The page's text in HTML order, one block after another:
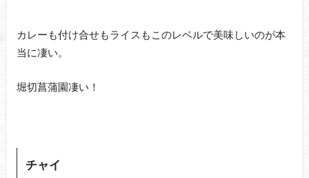
カレーも付け合せもライスもこのレベルで美味しいのが本
当に凄い。
堀切菖蒲園凄い！
チャイ